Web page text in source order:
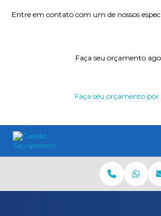
Entre em contato com um de nossos
Faça seu orçamento
Faça seu orçamento